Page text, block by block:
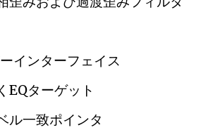
インターフェイス
EQターゲット
ル一致ポインタ